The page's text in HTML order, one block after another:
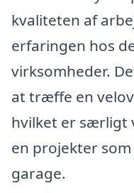
kvaliteten af
erfaringen hos
virksomheder.
at træffe en
hvilket er særligt
en projekter
garage.